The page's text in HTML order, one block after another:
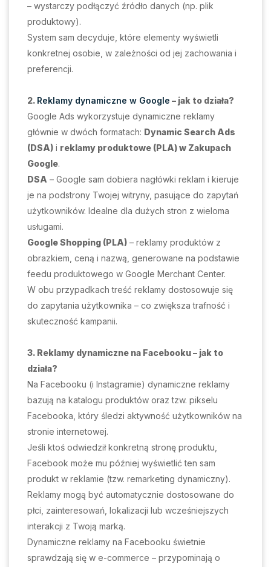
– wystarczy podłączyć źródło danych (np. plik
produktowy).
System sam decyduje, które elementy wyświetli
konkretnej osobie, w zależności od jej zachowania i
preferencji.
2. Reklamy dynamiczne w Google – jak to działa?
Google Ads wykorzystuje dynamiczne reklamy
głównie w dwóch formatach: Dynamic Search Ads
(DSA) i reklamy produktowe (PLA) w Zakupach
Google.
DSA – Google sam dobiera nagłówki reklam i kieruje
je na podstrony Twojej witryny, pasujące do zapytań
użytkowników. Idealne dla dużych stron z wieloma
usługami.
Google Shopping (PLA) – reklamy produktów z
obrazkiem, ceną i nazwą, generowane na podstawie
feedu produktowego w Google Merchant Center.
W obu przypadkach treść reklamy dostosowuje się
do zapytania użytkownika – co zwiększa trafność i
skuteczność kampanii.
3. Reklamy dynamiczne na Facebooku – jak to
działa?
Na Facebooku (i Instagramie) dynamiczne reklamy
bazują na katalogu produktów oraz tzw. pikselu
Facebooka, który śledzi aktywność użytkowników na
stronie internetowej.
Jeśli ktoś odwiedził konkretną stronę produktu,
Facebook może mu później wyświetlić ten sam
produkt w reklamie (tzw. remarketing dynamiczny).
Reklamy mogą być automatycznie dostosowane do
płci, zainteresowań, lokalizacji lub wcześniejszych
interakcji z Twoją marką.
Dynamiczne reklamy na Facebooku świetnie
sprawdzają się w e-commerce – przypominają o